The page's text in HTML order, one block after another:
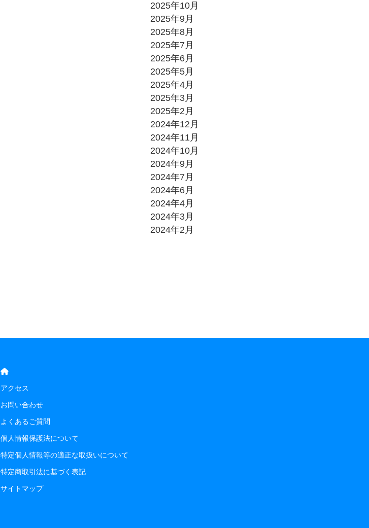
2025年10月
2025年9月
2025年8月
2025年7月
2025年6月
2025年5月
2025年4月
2025年3月
2025年2月
2024年12月
2024年11月
2024年10月
2024年9月
2024年7月
2024年6月
2024年4月
2024年3月
2024年2月
アクセス
お問い合わせ
よくあるご質問
個人情報保護法について
特定個人情報等の適正な取扱いについて
特定商取引法に基づく表記
サイトマップ